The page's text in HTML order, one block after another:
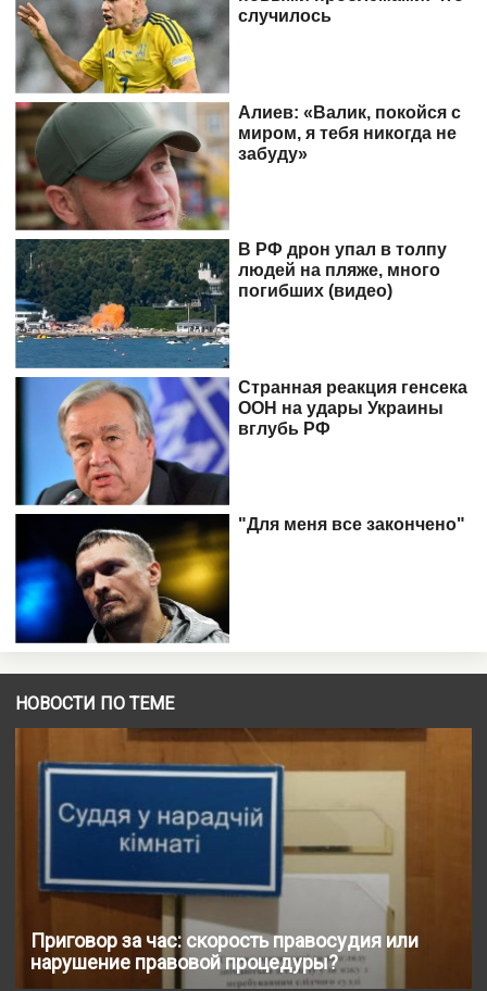
НОВОСТИ ПО ТЕМЕ
Приговор за час: скорость правосудия или
нарушение правовой процедуры?